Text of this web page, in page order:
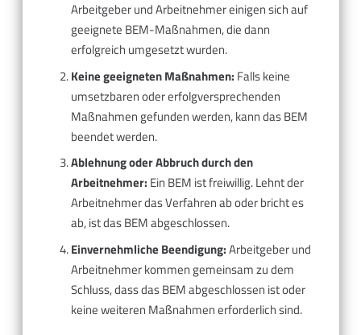
Arbeitgeber und Arbeitnehmer einigen sich auf
geeignete BEM-Maßnahmen, die dann
erfolgreich umgesetzt wurden.
Keine geeigneten Maßnahmen: Falls keine
umsetzbaren oder erfolgversprechenden
Maßnahmen gefunden werden, kann das BEM
beendet werden.
Ablehnung oder Abbruch durch den
Arbeitnehmer: Ein BEM ist freiwillig. Lehnt der
Arbeitnehmer das Verfahren ab oder bricht es
ab, ist das BEM abgeschlossen.
Einvernehmliche Beendigung:Arbeitgeber und
Arbeitnehmer kommen gemeinsam zu dem
Schluss, dass das BEM abgeschlossen ist oder
keine weiteren Maßnahmen erforderlich sind.